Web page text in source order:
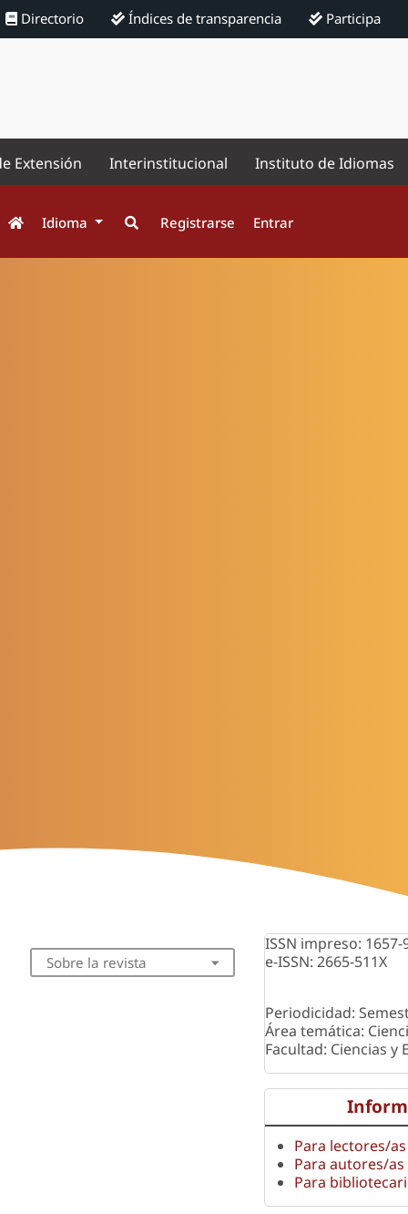
Directorio Índices de transparencia Participa
Extensión Interinstitucional Instituto de Idiomas
Idioma Registrarse Entrar
Sobre la revista
ISSN impreso: 1657-
e-ISSN: 2665-511X
Periodicidad:
Área temática:
Facultad: Ciencias y
Para lectores/as
Para autores/as
Para